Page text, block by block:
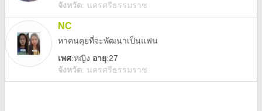
จังหวัด: นครศรีธรรมราช
NC
หาคนคุยที่จะพัฒนาเป็นแฟน
เพศ:หญิง อายุ:27
จังหวัด: นครศรีธรรมราช